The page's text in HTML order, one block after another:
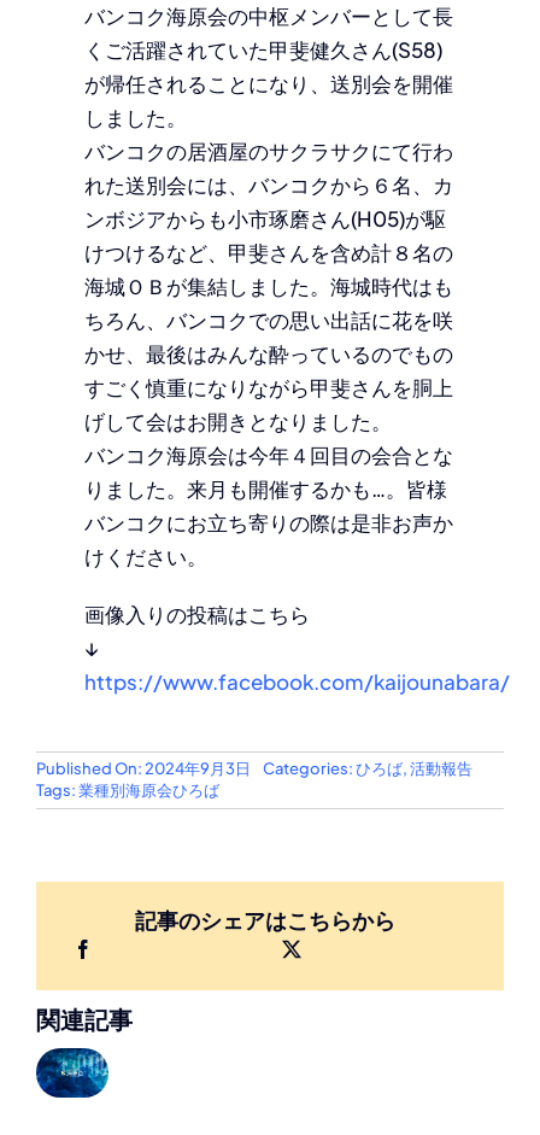
バンコク海原会の中枢メンバーとして長
くご活躍されていた甲斐健久さん(S58)
が帰任されることになり、送別会を開催
しました。
バンコクの居酒屋のサクラサクにて行わ
れた送別会には、バンコクから６名、カ
ンボジアからも小市琢磨さん(H05)が駆
けつけるなど、甲斐さんを含め計８名の
海城ＯＢが集結しました。海城時代はも
ちろん、バンコクでの思い出話に花を咲
かせ、最後はみんな酔っているのでもの
すごく慎重になりながら甲斐さんを胴上
げして会はお開きとなりました。
バンコク海原会は今年４回目の会合とな
りました。来月も開催するかも…。皆様
バンコクにお立ち寄りの際は是非お声か
けください。
画像入りの投稿はこちら
↓
https://www.facebook.com/kaijounabara/
Published On: 2024年9月3日 Categories:ひろば,活動報告
Tags:業種別海原会ひろば
記事のシェアはこちらから
関連記事